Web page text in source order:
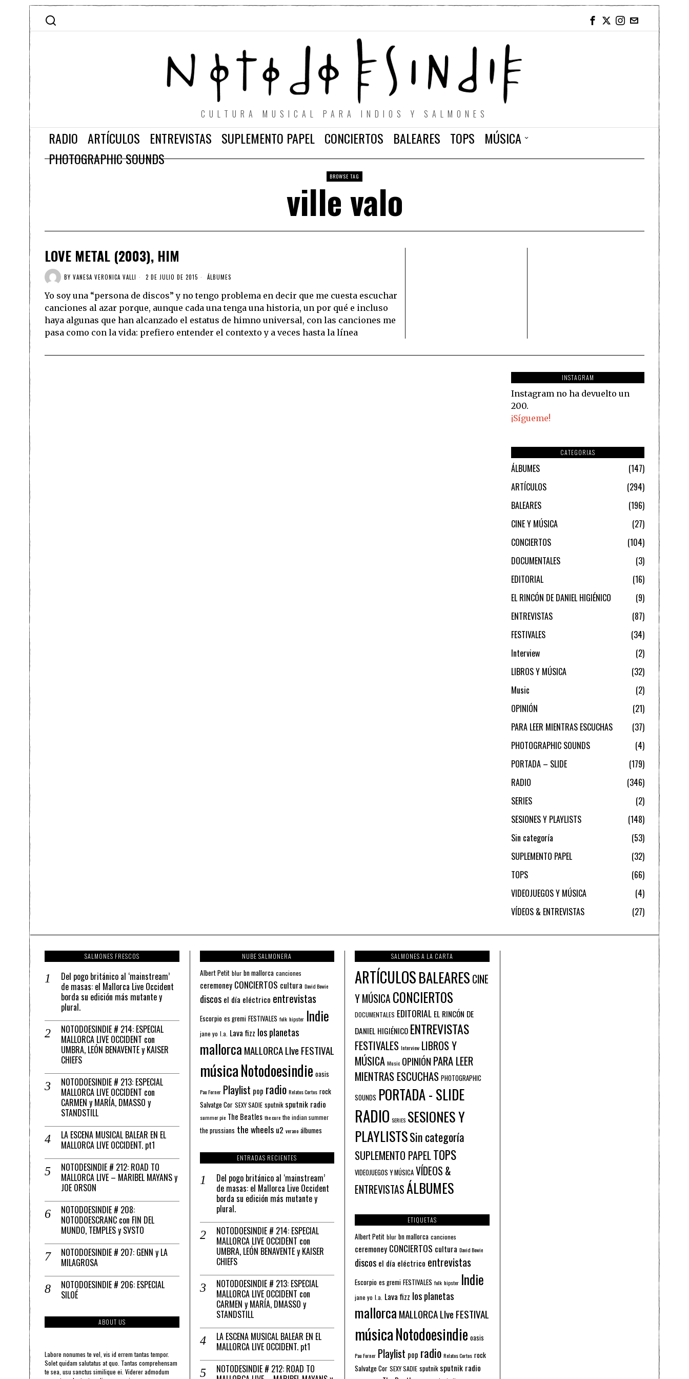
CULTURA MUSICAL PARA INDIOS Y SALMONES
RADIO ARTÍCULOS ENTREVISTAS SUPLEMENTO PAPEL CONCIERTOS BALEARES TOPS
MÚSICA
PHOTOGRAPHIC SOUNDS
BROWSE TAG
ville valo
LOVE METAL (2003), HIM
BY VANESA VERONICA VALLI 2 DE JULIO DE 2015 ÁLBUMES
Yo soy una “persona de discos” y no tengo problema en decir que me cuesta escuchar
canciones al azar porque, aunque cada una tenga una historia, un por qué e incluso
haya algunas que han alcanzado el estatus de himno universal, con las canciones me
pasa como con la vida: prefiero entender el contexto y a veces hasta la línea
INSTAGRAM
Instagram no ha devuelto un
200.
¡Sígueme!
CATEGORIAS
ÁLBUMES
147
ARTÍCULOS
294
BALEARES
196
CINE Y MÚSICA
27
CONCIERTOS
104
DOCUMENTALES
3
EDITORIAL
16
EL RINCÓN DE DANIEL HIGIÉNICO
9
ENTREVISTAS
87
FESTIVALES
34
Interview
2
LIBROS Y MÚSICA
32
Music
2
OPINIÓN
21
PARA LEER MIENTRAS ESCUCHAS
37
PHOTOGRAPHIC SOUNDS
4
PORTADA – SLIDE
179
RADIO
346
SERIES
2
SESIONES Y PLAYLISTS
148
Sin categoría
53
SUPLEMENTO PAPEL
32
TOPS
66
VIDEOJUEGOS Y MÚSICA
4
VÍDEOS & ENTREVISTAS
27
SALMONES FRESCOS
Del pogo británico al ‘mainstream’
de masas: el Mallorca Live Occident
borda su edición más mutante y
plural.
NOTODOESINDIE # 214: ESPECIAL
MALLORCA LIVE OCCIDENT con
UMBRA, LEÓN BENAVENTE y KAISER
CHIEFS
NOTODOESINDIE # 213: ESPECIAL
MALLORCA LIVE OCCIDENT con
CARMEN y MARÍA, DMASSO y
STANDSTILL
LA ESCENA MUSICAL BALEAR EN EL
MALLORCA LIVE OCCIDENT. pt1
NOTODESINDIE # 212: ROAD TO
MALLORCA LIVE – MARIBEL MAYANS y
JOE ORSON
NOTODOESINDIE # 208:
NOTODOESCRANC con FIN DEL
MUNDO, TEMPLES y SVSTO
NOTODOESINDIE # 207: GENN y LA
MILAGROSA
NOTODOESINDIE # 206: ESPECIAL
SILOÉ
ABOUT US
Labore nonumes te vel, vis id errem tantas tempor.
Solet quidam salutatus at quo. Tantas comprehensam
te sea, usu sanctus similique ei. Viderer admodum
NUBE SALMONERA
Albert Petit blur bn mallorca canciones
ceremoney CONCIERTOS cultura David Bowie
discos el día eléctrico entrevistas
Escorpio es gremi FESTIVALES folk hipster Indie
jane yo l.a. Lava fizz los planetas
mallorca MALLORCA LIve FESTIVAL
músicaNotodoesindie oasis
Pau Forner Playlist pop radio Relatos Cortos rock
Salvatge Cor SEXY SADIE sputnik sputnik radio
summer pie The Beatles the cure the indian summer
the prussians the wheels u2 verano álbumes
ENTRADAS RECIENTES
Del pogo británico al ‘mainstream’
de masas: el Mallorca Live Occident
borda su edición más mutante y
plural.
NOTODOESINDIE # 214: ESPECIAL
MALLORCA LIVE OCCIDENT con
UMBRA, LEÓN BENAVENTE y KAISER
CHIEFS
NOTODOESINDIE # 213: ESPECIAL
MALLORCA LIVE OCCIDENT con
CARMEN y MARÍA, DMASSO y
STANDSTILL
LA ESCENA MUSICAL BALEAR EN EL
MALLORCA LIVE OCCIDENT. pt1
NOTODESINDIE # 212: ROAD TO
SALMONES A LA CARTA
ARTÍCULOSBALEARES CINE
Y MÚSICA CONCIERTOS
DOCUMENTALES EDITORIAL EL RINCÓN DE
DANIEL HIGIÉNICO ENTREVISTAS
FESTIVALES Interview LIBROS Y
MÚSICA Music OPINIÓN PARA LEER
MIENTRAS ESCUCHAS PHOTOGRAPHIC
SOUNDS PORTADA - SLIDE
RADIO SERIES SESIONES Y
PLAYLISTSSin categoría
SUPLEMENTO PAPELTOPS
VIDEOJUEGOS Y MÚSICA VÍDEOS &
ENTREVISTASÁLBUMES
ETIQUETAS
Albert Petit blur bn mallorca canciones
ceremoney CONCIERTOS cultura David Bowie
discos el día eléctrico entrevistas
Escorpio es gremi FESTIVALES folk hipster Indie
jane yo l.a. Lava fizz los planetas
mallorca MALLORCA LIve FESTIVAL
músicaNotodoesindie oasis
Pau Forner Playlist pop radio Relatos Cortos rock
Salvatge Cor SEXY SADIE sputnik sputnik radio